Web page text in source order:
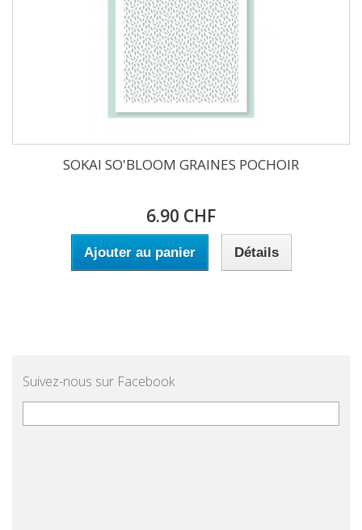
SOKAI SO'BLOOM GRAINES POCHOIR
6.90 CHF
Ajouter au panier Détails
Suivez-nous sur Facebook